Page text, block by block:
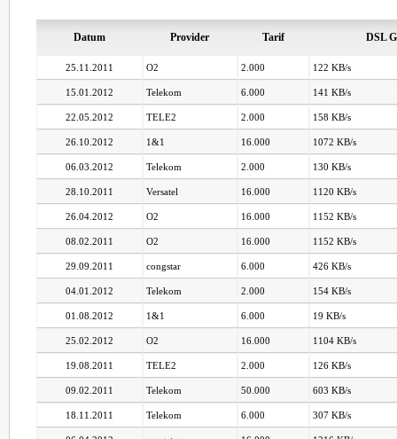
Datum Provider Tarif DSL
25.11.2011 O2 2.000 122 KB/s
15.01.2012 Telekom 6.000 141 KB/s
22.05.2012 TELE2 2.000 158 KB/s
26.10.2012 1&1 16.000 1072 KB/s
06.03.2012 Telekom 2.000 130 KB/s
28.10.2011 Versatel 16.000 1120 KB/s
26.04.2012 O2 16.000 1152 KB/s
08.02.2011 O2 16.000 1152 KB/s
29.09.2011 congstar 6.000 426 KB/s
04.01.2012 Telekom 2.000 154 KB/s
01.08.2012 1&1 6.000 19 KB/s
25.02.2012 O2 16.000 1104 KB/s
19.08.2011 TELE2 2.000 126 KB/s
09.02.2011 Telekom 50.000 603 KB/s
18.11.2011 Telekom 6.000 307 KB/s